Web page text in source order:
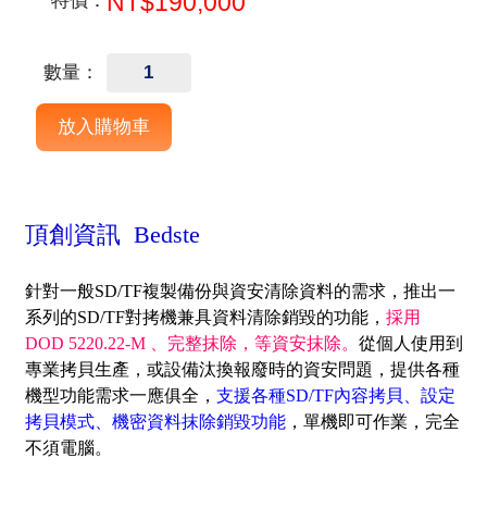
數量：
頂創資訊 Bedste
針對一般SD/TF複製備份與資安清除資料的需求，推出一
系列的SD/TF對拷機兼具資料清除銷毀的功能， 採用
DOD 5220.22-M 、完整抹除，等資安抹除。 從個人使用到
專業拷貝生產，或設備汰換報廢時的資安問題，提供各種
機型功能需求一應俱全， 支援各種SD/TF內容拷貝、設定
拷貝模式、機密資料抹除銷毀功能，單機即可作業，完全
不須電腦。